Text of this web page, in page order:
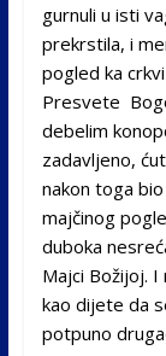
gurnuli u isti
prekrstila, i
pogled ka
Presvete
debelim
zadavljeno,
nakon toga
majčinog
duboka
Majci Božijoj.
kao dijete da
potpuno